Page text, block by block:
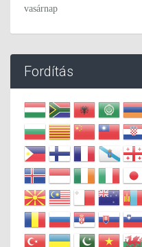
vasárnap
Fordítás